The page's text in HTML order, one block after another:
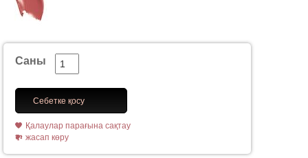
Саны
Себетке қосу
Қалаулар парағына сақтау
жасап көру